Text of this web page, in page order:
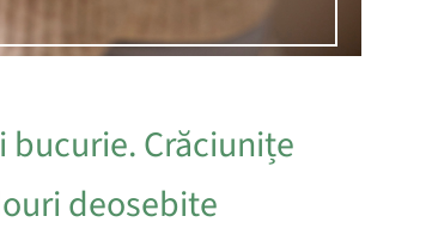
bucurie. Crăciunițe
deosebite